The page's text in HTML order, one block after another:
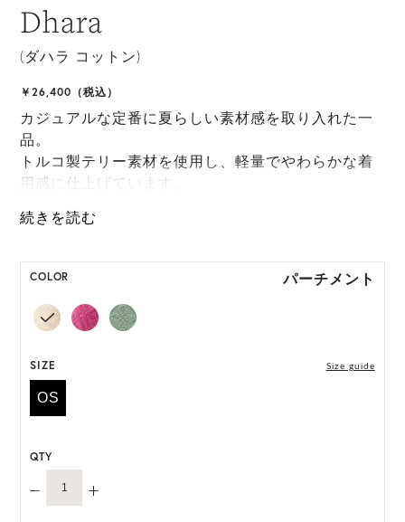
Dhara
(ダハラ コットン)
￥26,400（税込）
カジュアルな定番に夏らしい素材感を取り入れた一
品。
トルコ製テリー素材を使用し、軽量でやわらかな着
用感に仕上げています。
いにも取り入れやすいバイザーです。
ONE SIZE展開の商品:ONE SIZE 57.5cm
*ハンドメイド製品のサイズには微小の個体差がござ
HAT BOX に収納できない商品です。
COLOR パーチメント
SIZE Size guide
OS
QTY